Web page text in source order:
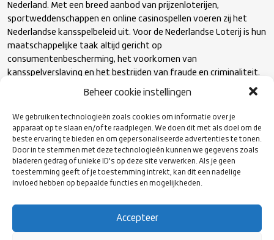
Beheer cookie instellingen
We gebruiken technologieën zoals cookies om informatie over je
apparaat op te slaan en/of te raadplegen. We doen dit met als doel om de
beste ervaring te bieden en om gepersonaliseerde advertenties te tonen.
Door in te stemmen met deze technologieën kunnen we gegevens zoals
bladeren gedrag of unieke ID's op deze site verwerken. Als je geen
toestemming geeft of je toestemming intrekt, kan dit een nadelige
invloed hebben op bepaalde functies en mogelijkheden.
Accepteer
Nederland. Met een breed aanbod van prijzenloterijen,
sportweddenschappen en online casinospellen voeren zij het
Nederlandse kansspelbeleid uit. Voor de Nederlandse Loterij is hun
maatschappelijke taak altijd gericht op
consumentenbescherming, het voorkomen van
kansspelverslaving en het bestrijden van fraude en criminaliteit.
ondersteund in het verbeteren van het niveau op elk niveau.